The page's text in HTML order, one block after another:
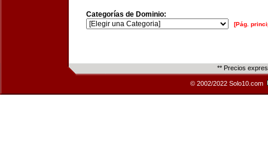
Categorías de Dominio:
[Pág.
** Precios
© 2002/2022 Solo10.com